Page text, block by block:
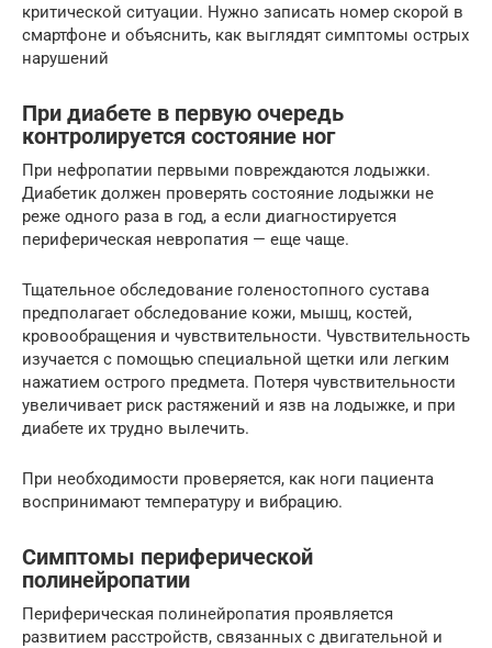
критической ситуации. Нужно записать номер скорой в
смартфоне и объяснить, как выглядят симптомы острых
нарушений
При диабете в первую очередь
контролируется состояние ног
При нефропатии первыми повреждаются лодыжки.
Диабетик должен проверять состояние лодыжки не
реже одного раза в год, а если диагностируется
периферическая невропатия — еще чаще.
Тщательное обследование голеностопного сустава
предполагает обследование кожи, мышц, костей,
кровообращения и чувствительности. Чувствительность
изучается с помощью специальной щетки или легким
нажатием острого предмета. Потеря чувствительности
увеличивает риск растяжений и язв на лодыжке, и при
диабете их трудно вылечить.
При необходимости проверяется, как ноги пациента
воспринимают температуру и вибрацию.
Симптомы периферической
полинейропатии
Периферическая полинейропатия проявляется
развитием расстройств, связанных с двигательной и